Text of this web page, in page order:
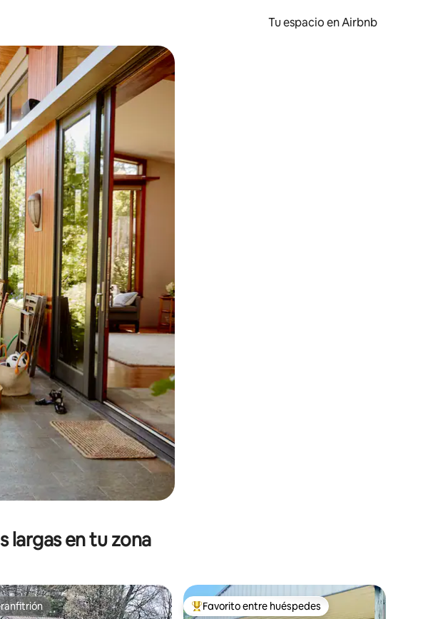
Tu espacio en Airbnb
arriba y hacia abajo, o bien tocando y deslizando la pantalla.
largas en tu zona
De los mejores en Favorito entre huéspedes
Favorito entre huéspedes